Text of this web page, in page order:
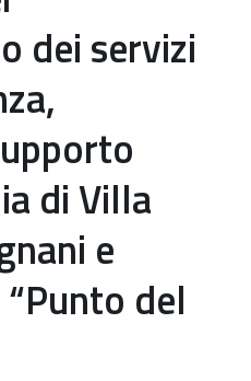
dei servizi
di Villa
e
del